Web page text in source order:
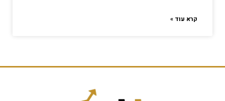
קרא עוד »